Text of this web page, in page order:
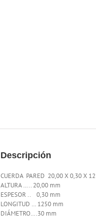
Descripción
CUERDA PARED 20,00 X 0,30 X
ALTURA ….. 20,00 mm
ESPESOR .. 0,30 mm
LONGITUD … 1250 mm
DIÁMETRO….30 mm